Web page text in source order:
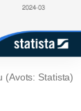
(Avots: Statista)